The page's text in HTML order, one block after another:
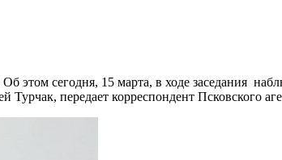
сегодня, 15 марта, в ходе заседания
передает корреспондент Псковского